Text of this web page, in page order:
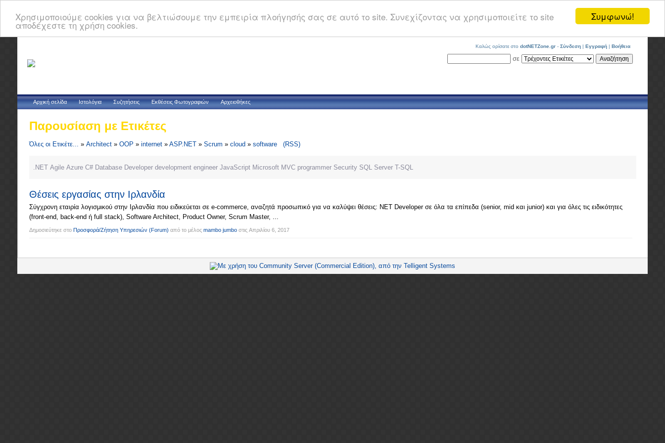
Συμφωνώ!
Χρησιμοποιούμε cookies για να βελτιώσουμε την εμπειρία πλοήγησής σας σε αυτό το site. Συνεχίζοντας να χρησιμοποιείτε το site
αποδέχεστε τη χρήση cookies.
Καλώς ορίσατε στο dotNETZone.gr - Σύνδεση | Εγγραφή | Βοήθεια
σε
Αρχική σελίδα Ιστολόγια Συζητήσεις Εκθέσεις Φωτογραφιών Αρχειοθήκες
Παρουσίαση με Ετικέτες
Όλες οι Ετικέτε... » Architect » OOP » internet » ASP.NET » Scrum » cloud » software (RSS)
.NET Agile Azure C# Database Developer development engineer JavaScript Microsoft MVC programmer Security SQL Server T-SQL
Θέσεις εργασίας στην Ιρλανδία
Σύγχρονη εταιρία λογισμικού στην Ιρλανδία που ειδικεύεται σε e-commerce, αναζητά προσωπικό για να καλύψει θέσεις: ΝΕΤ Developer σε όλα τα επίπεδα (senior, mid και junior) και για όλες τις ειδικότητες
(front-end, back-end ή full stack), Software Architect, Product Owner, Scrum Master, ...
Δημοσιεύτηκε στο Προσφορά/Ζήτηση Υπηρεσιών (Forum) από το μέλος mambo jumbo στις Απριλίου 6, 2017